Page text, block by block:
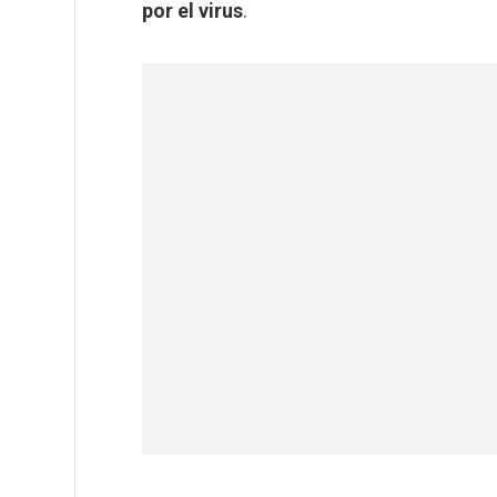
por el virus.